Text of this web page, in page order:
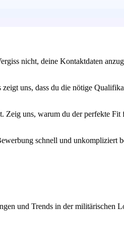
nicht, deine Kontaktdaten
uns, dass du die nötige
Zeig uns, warum du der perfekte
schnell und unkompliziert
und Trends in der militärischen